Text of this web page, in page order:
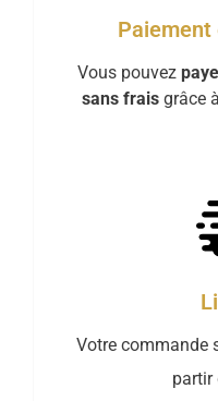
Paiement
Vous pouvez
sans frais grâce
Votre commande
partir